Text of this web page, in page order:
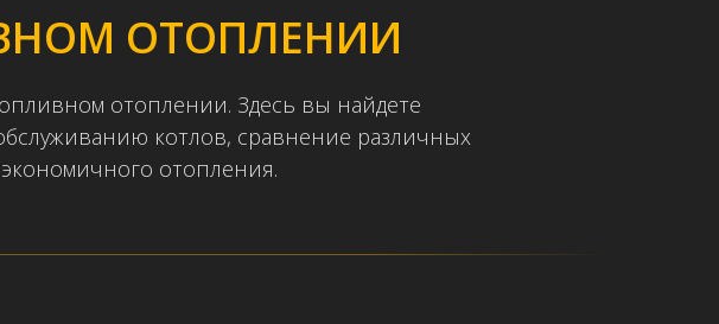
ОТОПЛЕНИИ
отоплении. Здесь вы найдете
котлов, сравнение различных
отопления.